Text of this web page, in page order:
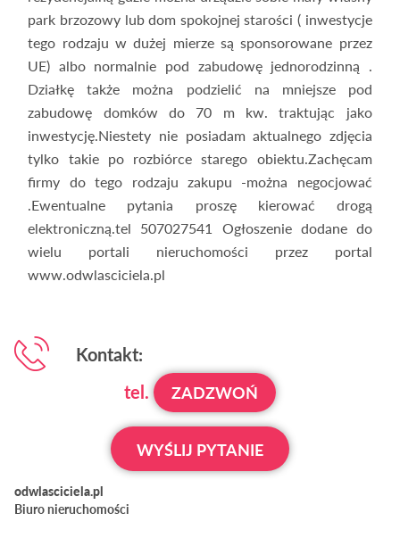
park brzozowy lub dom spokojnej starości ( inwestycje
tego rodzaju w dużej mierze są sponsorowane przez
UE) albo normalnie pod zabudowę jednorodzinną .
Działkę także można podzielić na mniejsze pod
zabudowę domków do 70 m kw. traktując jako
inwestycję.Niestety nie posiadam aktualnego zdjęcia
tylko takie po rozbiórce starego obiektu.Zachęcam
firmy do tego rodzaju zakupu -można negocjować
.Ewentualne pytania proszę kierować drogą
elektroniczną.tel 507027541 Ogłoszenie dodane do
wielu portali nieruchomości przez portal
www.odwlasciciela.pl
Kontakt:
tel.
ZADZWOŃ
WYŚLIJ PYTANIE
odwlasciciela.pl
Biuro nieruchomości